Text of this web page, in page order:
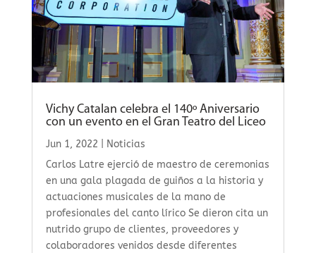
Vichy Catalan celebra el 140º Aniversario
con un evento en el Gran Teatro del Liceo
Jun 1, 2022
Noticias
Carlos Latre ejerció de maestro de ceremonias
en una gala plagada de guiños a la historia y
actuaciones musicales de la mano de
profesionales del canto lírico Se dieron cita un
nutrido grupo de clientes, proveedores y
colaboradores venidos desde diferentes